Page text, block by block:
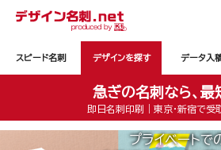
スピード名刺 デザインを探す データ入
急ぎの名刺なら、
即日名刺印刷｜東京・新宿で受
プライベートで